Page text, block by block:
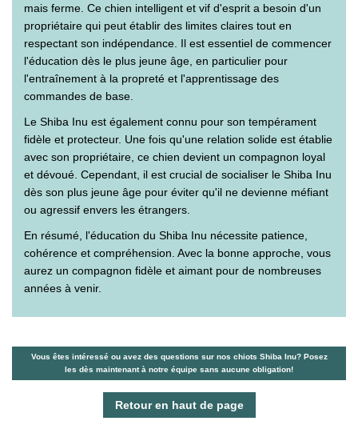
mais ferme. Ce chien intelligent et vif d'esprit a besoin d'un
propriétaire qui peut établir des limites claires tout en
respectant son indépendance. Il est essentiel de commencer
l'éducation dès le plus jeune âge, en particulier pour
l'entraînement à la propreté et l'apprentissage des
commandes de base.
Le Shiba Inu est également connu pour son tempérament
fidèle et protecteur. Une fois qu'une relation solide est établie
avec son propriétaire, ce chien devient un compagnon loyal
et dévoué. Cependant, il est crucial de socialiser le Shiba Inu
dès son plus jeune âge pour éviter qu'il ne devienne méfiant
ou agressif envers les étrangers.
En résumé, l'éducation du Shiba Inu nécessite patience,
cohérence et compréhension. Avec la bonne approche, vous
aurez un compagnon fidèle et aimant pour de nombreuses
années à venir.
Vous êtes intéressé ou avez des questions sur nos chiots Shiba Inu? Posez
les dès maintenant à notre équipe sans aucune obligation!
Retour en haut de page